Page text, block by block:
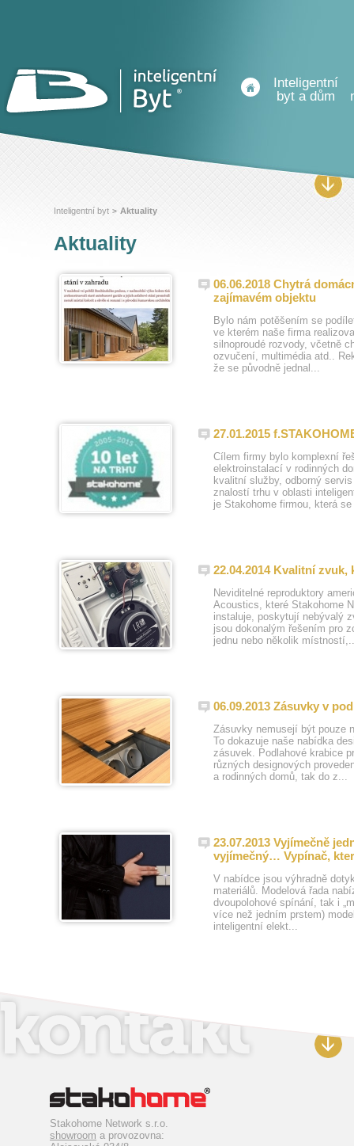
Inteligentní
byt a dům
Inteligentní byt > Aktuality
Aktuality
06.06.2018 Chytrá
zajímavém objektu
Bylo nám potěšením se
ve kterém naše firma
silnoproudé rozvody, včetně
ozvučení, multimédia atd..
že se původně jednal...
27.01.2015
Cílem firmy bylo komplexní
elektroinstalací v rodinných
kvalitní služby, odborný
znalostí trhu v oblasti
je Stakohome firmou, která
22.04.2014 Kvalitní
Neviditelné reproduktory
Acoustics, které Stakohome
instaluje, poskytují nebývalý
jsou dokonalým řešením pro
jednu nebo několik
06.09.2013 Zásuvky v
Zásuvky nemusejí být pouze
To dokazuje naše nabídka
zásuvek. Podlahové krabice
různých designových
a rodinných domů, tak do z...
23.07.2013 Vyjímečně
vyjímečný… Vypínač,
V nabídce jsou výhradně
materiálů. Modelová řada
dvoupolohové spínání, tak i
více než jedním prstem)
inteligentní elekt...
Stakohome Network s.r.o.
showroom a provozovna: